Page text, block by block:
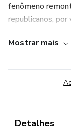
fenômeno
republicanos, por
identidade das
De lá para cá
portugueses
nossa madeira,
fugir de
Mostrar mais
Detalhes